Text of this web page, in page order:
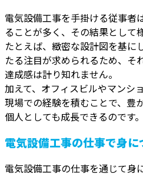
電気設備工事を手掛ける従事者
ることが多く、その結果として
たとえば、緻密な設計図を基に
たる注目が求められるため、そ
達成感は計り知れません。
加えて、オフィスビルやマンシ
現場での経験を積むことで、豊
個人としても成長できるのです。
電気設備工事の仕事で身
電気設備工事の仕事を通じて身